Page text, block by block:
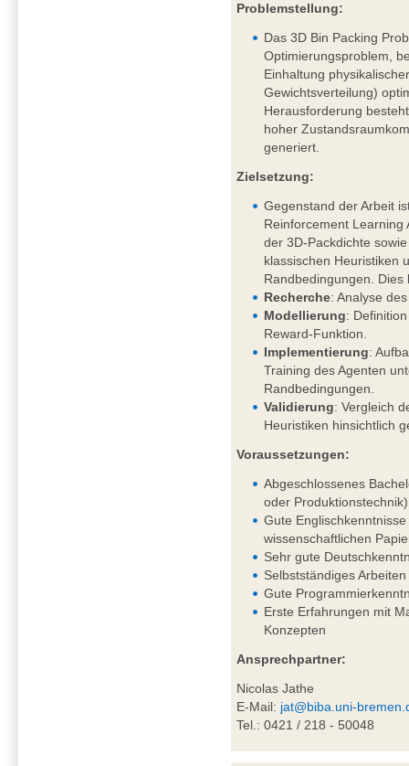
Problemstellung:
Das 3D Bin Packing
Optimierungsproblem,
Einhaltung
Gewichtsverteilung)
Herausforderung
hoher
generiert.
Zielsetzung:
Gegenstand der Arbeit
Reinforcement
der 3D-Packdichte
klassischen Heuristiken
Randbedingungen.
Recherche: Analyse
Modellierung:
Reward-Funktion.
Implementierung:
Training des Agenten
Randbedingungen.
Validierung: Vergleich
Heuristiken hinsichtlich
Voraussetzungen:
Abgeschlossenes
oder Produktionstechnik)
Gute
wissenschaftlichen
Sehr gute
Selbstständiges
Gute
Erste Erfahrungen mit
Konzepten
Ansprechpartner:
Nicolas Jathe
E-Mail: jat@biba.uni-
Tel.: 0421 / 218 - 50048